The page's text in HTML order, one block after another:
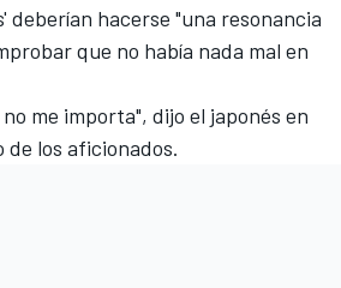
deberían hacerse "una resonancia
que no había nada mal en
me importa", dijo el japonés en
de los aficionados.